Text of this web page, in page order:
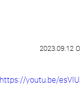
2023.09.12
https://youtu.be/